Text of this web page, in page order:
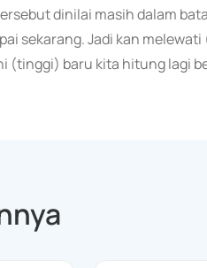
dinilai masih dalam
sekarang. Jadi kan
(tinggi) baru kita hitung lagi